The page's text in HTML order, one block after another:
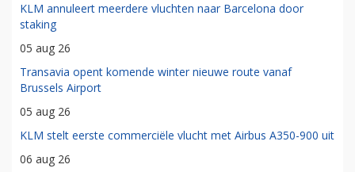
KLM annuleert meerdere vluchten naar Barcelona door
staking
05 aug 26
Transavia opent komende winter nieuwe route vanaf
Brussels Airport
05 aug 26
KLM stelt eerste commerciële vlucht met Airbus A350-900 uit
06 aug 26